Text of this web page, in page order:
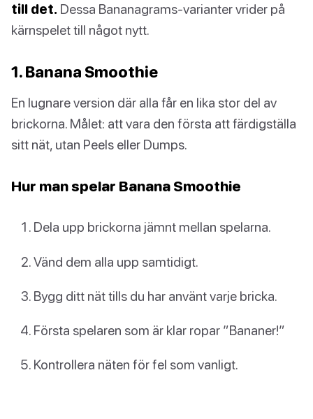
till det. Dessa Bananagrams-varianter vrider på
kärnspelet till något nytt.
1. Banana Smoothie
En lugnare version där alla får en lika stor del av
brickorna. Målet: att vara den första att färdigställa
sitt nät, utan Peels eller Dumps.
Hur man spelar Banana Smoothie
Dela upp brickorna jämnt mellan spelarna.
Vänd dem alla upp samtidigt.
Bygg ditt nät tills du har använt varje bricka.
Första spelaren som är klar ropar ”Bananer!”
Kontrollera näten för fel som vanligt.